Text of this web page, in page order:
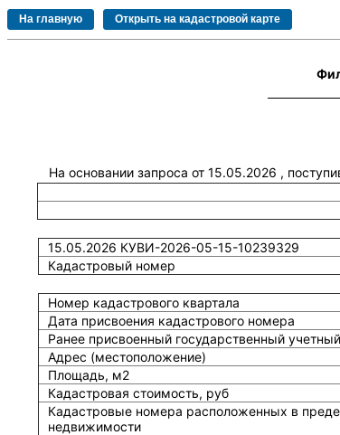
На основании запроса от 15.05.2026 ,
15.05.2026 КУВИ-2026-05-15-10239329
Кадастровый номер
Номер кадастрового квартала
Дата присвоения кадастрового номера
Ранее присвоенный государственный
Адрес (местоположение)
Площадь, м2
Кадастровая стоимость, руб
Кадастровые номера расположенных в
недвижимости